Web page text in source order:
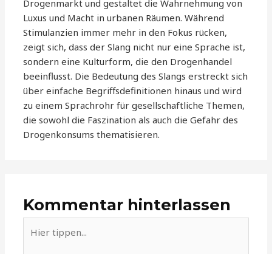
Drogenmarkt und gestaltet die Wahrnehmung von
Luxus und Macht in urbanen Räumen. Während
Stimulanzien immer mehr in den Fokus rücken,
zeigt sich, dass der Slang nicht nur eine Sprache ist,
sondern eine Kulturform, die den Drogenhandel
beeinflusst. Die Bedeutung des Slangs erstreckt sich
über einfache Begriffsdefinitionen hinaus und wird
zu einem Sprachrohr für gesellschaftliche Themen,
die sowohl die Faszination als auch die Gefahr des
Drogenkonsums thematisieren.
Kommentar hinterlassen
tippen...